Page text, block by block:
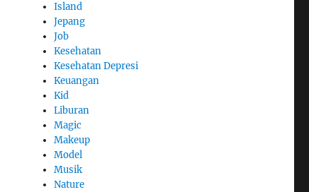
Island
Jepang
Job
Kesehatan
Kesehatan Depresi
Keuangan
Kid
Liburan
Magic
Makeup
Model
Musik
Nature